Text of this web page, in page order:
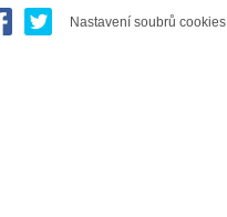
Nastavení soubrů cookies